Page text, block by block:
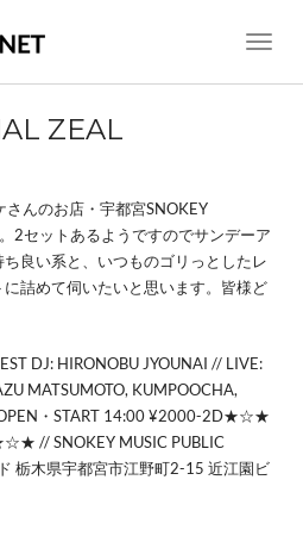
Toggle
ZEAL
んのお店・宇都宮SNOKEY
2セットあるようですのでサンデーア
良い系と、いつものゴリっとしたレ
詰めて伺いたいと思います。皆様ど
DJ: HIRONOBU JYOUNAI // LIVE:
MATSUMOTO, KUMPOOCHA,
OPEN・START 14:00 ¥2000-2D★☆★
// SNOKEY MUSIC PUBLIC
栃木県宇都宮市江野町2-15 近江園ビ